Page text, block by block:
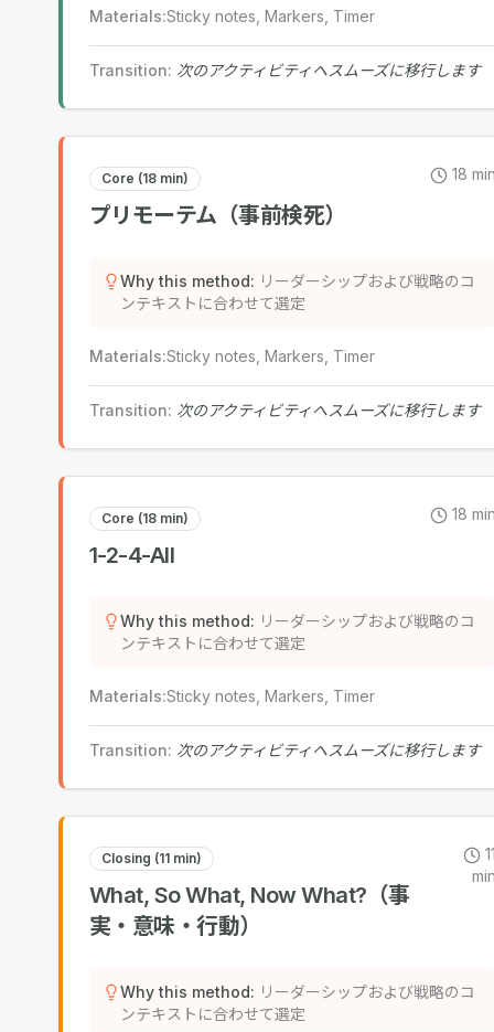
Materials:Sticky notes, Markers, Timer
Transition: 次のアクティビティへスムーズに移行します
Core (18 min)
プリモーテム（事前検死）
18
Why this method: リーダーシップおよび戦略のコ
ンテキストに合わせて選定
Materials:Sticky notes, Markers, Timer
Transition: 次のアクティビティへスムーズに移行します
Core (18 min)
1-2-4-All
18
Why this method: リーダーシップおよび戦略のコ
ンテキストに合わせて選定
Materials:Sticky notes, Markers, Timer
Transition: 次のアクティビティへスムーズに移行します
Closing (11 min)
What, So What, Now What?（事
実・意味・行動）
Why this method: リーダーシップおよび戦略のコ
ンテキストに合わせて選定